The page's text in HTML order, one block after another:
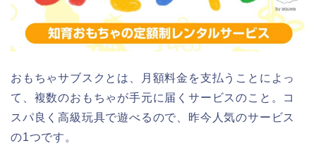
おもちゃサブスクとは、月額料金を支払うことによっ
て、複数のおもちゃが手元に届くサービスのこと。コ
スパ良く高級玩具で遊べるので、昨今人気のサービス
の1つです。